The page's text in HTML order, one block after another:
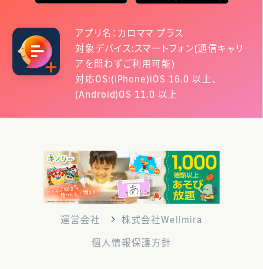
アプリ名：カロママ プラス
対象デバイス:スマートフォン(通信キャリ
アを問わずご利用可能)
対応OS:(iPhone)iOS 16.0 以上、
(Android)OS 11.0 以上
運営会社
株式会社Wellmira
個人情報保護方針